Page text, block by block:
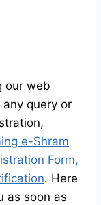
our web
any query or
e-Shram
Form,
. Here
as soon as